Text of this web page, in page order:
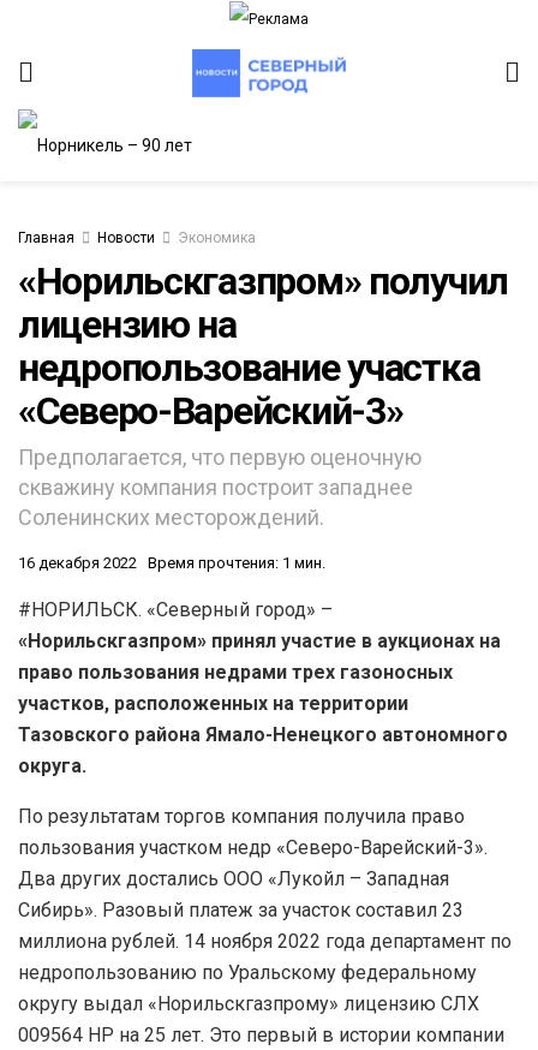
Главная Новости Экономика
«Норильскгазпром» получил
лицензию на
недропользование участка
«Северо-Варейский-3»
Предполагается, что первую оценочную
скважину компания построит западнее
Соленинских месторождений.
16 декабря 2022 Время прочтения: 1 мин.
#НОРИЛЬСК. «Северный город» –
«Норильскгазпром» принял участие в аукционах на
право пользования недрами трех газоносных
участков, расположенных на территории
Тазовского района Ямало-Ненецкого автономного
округа.
По результатам торгов компания получила право
пользования участком недр «Северо-Варейский-3».
Два других достались ООО «Лукойл – Западная
Сибирь». Разовый платеж за участок составил 23
миллиона рублей. 14 ноября 2022 года департамент по
недропользованию по Уральскому федеральному
округу выдал «Норильскгазпрому» лицензию СЛХ
009564 НР на 25 лет. Это первый в истории компании